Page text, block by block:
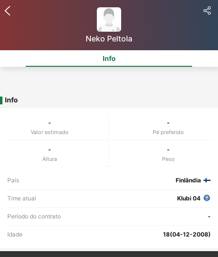
Neko Peltola
Info
Info
-
Valor estimado
-
Pé preferido
-
Altura
-
Peso
País Finlândia
Time atual Klubi 04
Período do contrato -
Idade 18(04-12-2008)